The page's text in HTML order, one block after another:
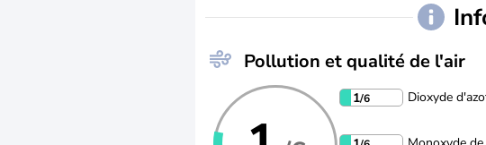
Pollution et qualité de l'air
1/6 Dioxyde